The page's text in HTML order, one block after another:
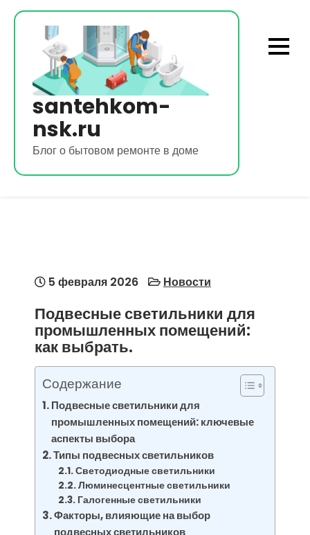
Перейти
содержимому
santehkom-
nsk.ru
Блог о бытовом ремонте в доме
5 февраля 2026 Новости
Подвесные светильники для
промышленных помещений:
как выбрать.
Содержание
Подвесные светильники для
промышленных помещений: ключевые
аспекты выбора
Типы подвесных светильников
Светодиодные светильники
Люминесцентные светильники
Галогенные светильники
Факторы, влияющие на выбор
подвесных светильников